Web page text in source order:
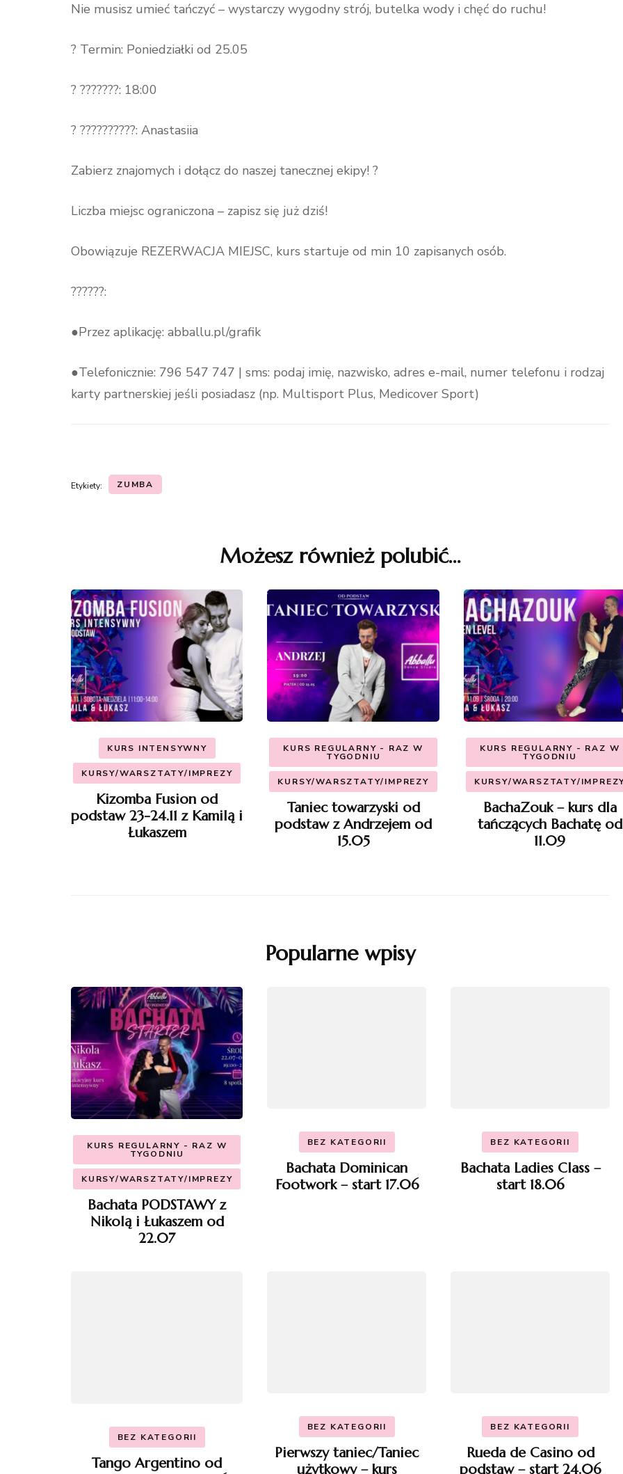
Nie musisz umieć tańczyć – wystarczy wygodny strój, butelka wody i chęć do ruchu!
? Termin: Poniedziałki od 25.05
? ???????: 18:00
? ??????????: Anastasiia
Zabierz znajomych i dołącz do naszej tanecznej ekipy! ?
Liczba miejsc ograniczona – zapisz się już dziś!
Obowiązuje REZERWACJA MIEJSC, kurs startuje od min 10 zapisanych osób.
??????:
●Przez aplikację: abballu.pl/grafik
●Telefonicznie: 796 547 747 | sms: podaj imię, nazwisko, adres e-mail, numer telefonu i rodzaj
karty partnerskiej jeśli posiadasz (np. Multisport Plus, Medicover Sport)
Etykiety: ZUMBA
Możesz również polubić…
KURS INTENSYWNY
KURSY/WARSZTATY/IMPREZY
Kizomba Fusion od
podstaw 23-24.11 z Kamilą i
Łukaszem
KURS REGULARNY - RAZ W
TYGODNIU
KURSY/WARSZTATY/IMPREZY
Taniec towarzyski od
podstaw z Andrzejem od
15.05
KURS REGULARNY - RAZ W
TYGODNIU
KURSY/WARSZTATY/
BachaZouk – kurs dla
tańczących Bachatę od
11.09
Popularne wpisy
KURS REGULARNY - RAZ W
TYGODNIU
KURSY/WARSZTATY/IMPREZY
Bachata PODSTAWY z
Nikolą i Łukaszem od
22.07
BEZ KATEGORII
Bachata Dominican
Footwork – start 17.06
BEZ KATEGORII
Bachata Ladies Class –
start 18.06
BEZ KATEGORII
Tango Argentino od
BEZ KATEGORII
Pierwszy taniec/Taniec
użytkowy – kurs
BEZ KATEGORII
Rueda de Casino od
podstaw – start 24.06